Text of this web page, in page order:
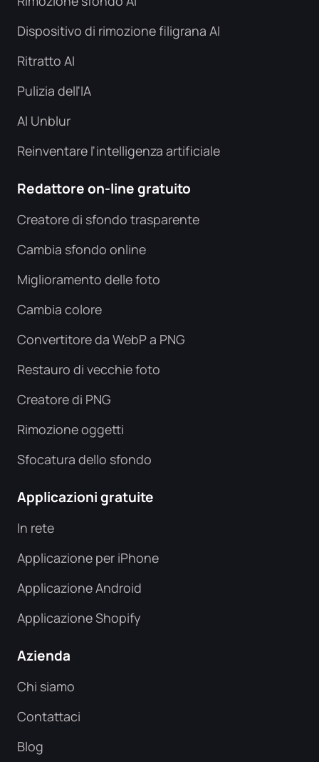
Dispositivo di rimozione filigrana AI
Ritratto AI
Pulizia dell'IA
AI Unblur
Reinventare l'intelligenza artificiale
Redattore on-line gratuito
Creatore di sfondo trasparente
Cambia sfondo online
Miglioramento delle foto
Cambia colore
Convertitore da WebP a PNG
Restauro di vecchie foto
Creatore di PNG
Rimozione oggetti
Sfocatura dello sfondo
Applicazioni gratuite
In rete
Applicazione per iPhone
Applicazione Android
Applicazione Shopify
Azienda
Chi siamo
Contattaci
Blog